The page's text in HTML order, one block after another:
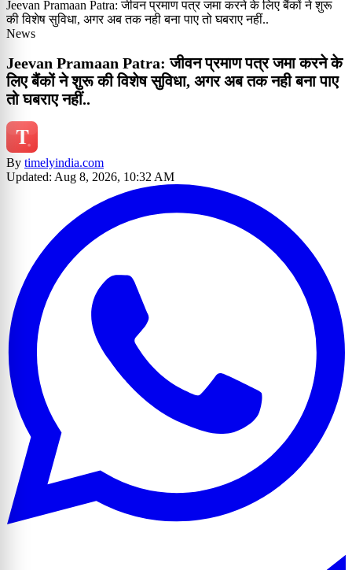
Jeevan Pramaan Patra: जीवन प्रमाण पत्र जमा करने के लिए बैंकों ने शुरू
की विशेष सुविधा, अगर अब तक नही बना पाए तो घबराए नहीं..
News
Jeevan Pramaan Patra: जीवन प्रमाण पत्र जमा करने के
लिए बैंकों ने शुरू की विशेष सुविधा, अगर अब तक नही बना पाए
तो घबराए नहीं..
By timelyindia.com
Updated: Aug 8, 2026, 10:32 AM